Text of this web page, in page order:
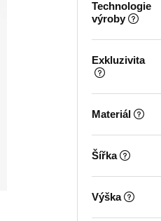
Technologie
výroby
Exkluzivita
Materiál
Šířka
Výška